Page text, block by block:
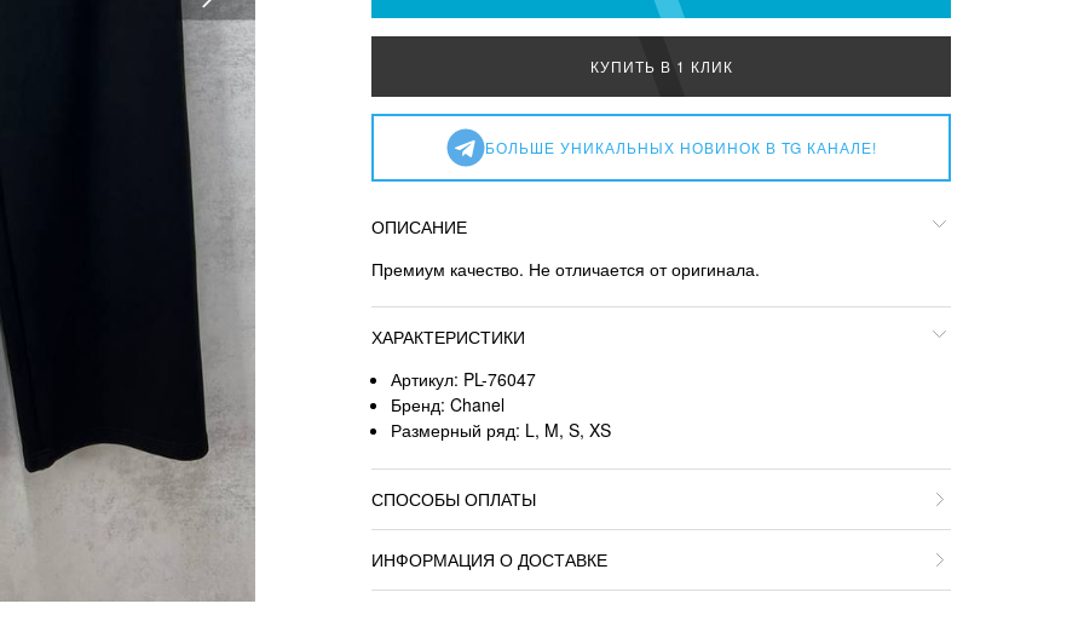
КУПИТЬ В 1 КЛИК
БОЛЬШЕ УНИКАЛЬНЫХ НОВИНОК В TG КАНАЛЕ!
ОПИСАНИЕ
Премиум качество. Не отличается от оригинала.
ХАРАКТЕРИСТИКИ
Артикул: PL-76047
Бренд: Chanel
Размерный ряд: L, M, S, XS
СПОСОБЫ ОПЛАТЫ
ИНФОРМАЦИЯ О ДОСТАВКЕ